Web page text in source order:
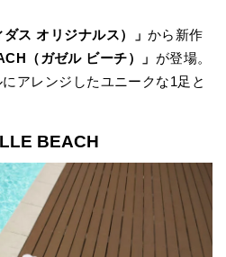
ス オリジナルス）」 から新作
（ガゼル ビーチ）」 が登場。
アレンジしたユニークな1足と
BEACH